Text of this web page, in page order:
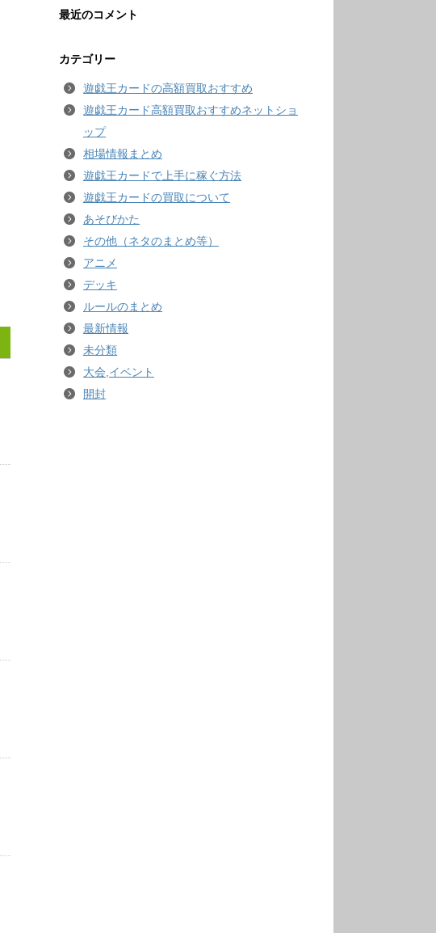
最近のコメント
カテゴリー
遊戯王カードの高額買取おすすめ
遊戯王カード高額買取おすすめネットショ
ップ
相場情報まとめ
遊戯王カードで上手に稼ぐ方法
遊戯王カードの買取について
あそびかた
その他（ネタのまとめ等）
アニメ
デッキ
ルールのまとめ
最新情報
未分類
大会,イベント
開封